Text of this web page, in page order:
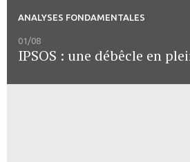
ANALYSES FONDAMENTALES
01/08
IPSOS : une débêcle en